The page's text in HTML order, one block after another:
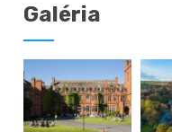
Galéria